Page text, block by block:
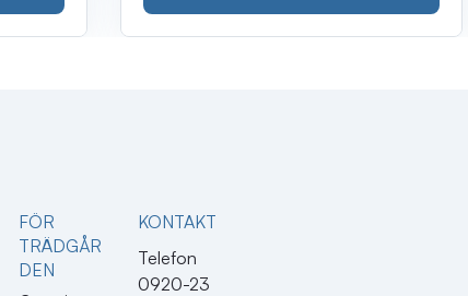
FÖR
TRÄDGÅR
DEN
KONTAKT​
Telefon
0920-23